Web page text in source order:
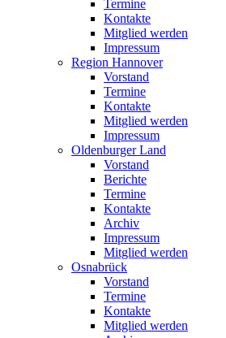
Termine
Kontakte
Mitglied werden
Impressum
Region Hannover
Vorstand
Termine
Kontakte
Mitglied werden
Impressum
Oldenburger Land
Vorstand
Berichte
Termine
Kontakte
Archiv
Impressum
Mitglied werden
Osnabrück
Vorstand
Termine
Kontakte
Mitglied werden